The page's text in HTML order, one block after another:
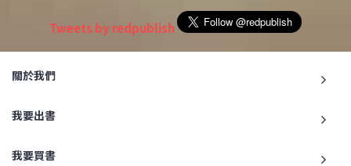
Tweets by redpublish
關於我們
我要出書
我要買書